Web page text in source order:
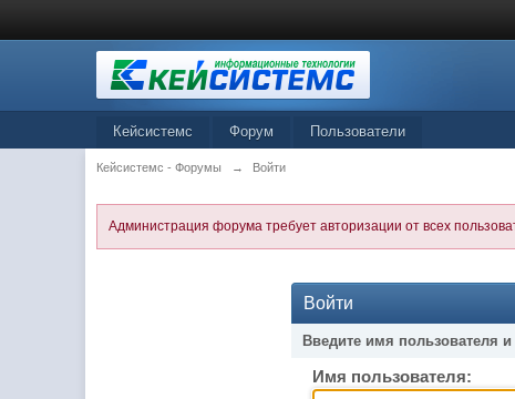
Кейсистемс Форум Пользователи
Кейсистемс - Форумы → Войти
Администрация форума требует авторизации от всех
Войти
Введите имя пользователя
Имя пользователя: